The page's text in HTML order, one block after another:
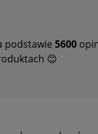
podstawie 5600
😊